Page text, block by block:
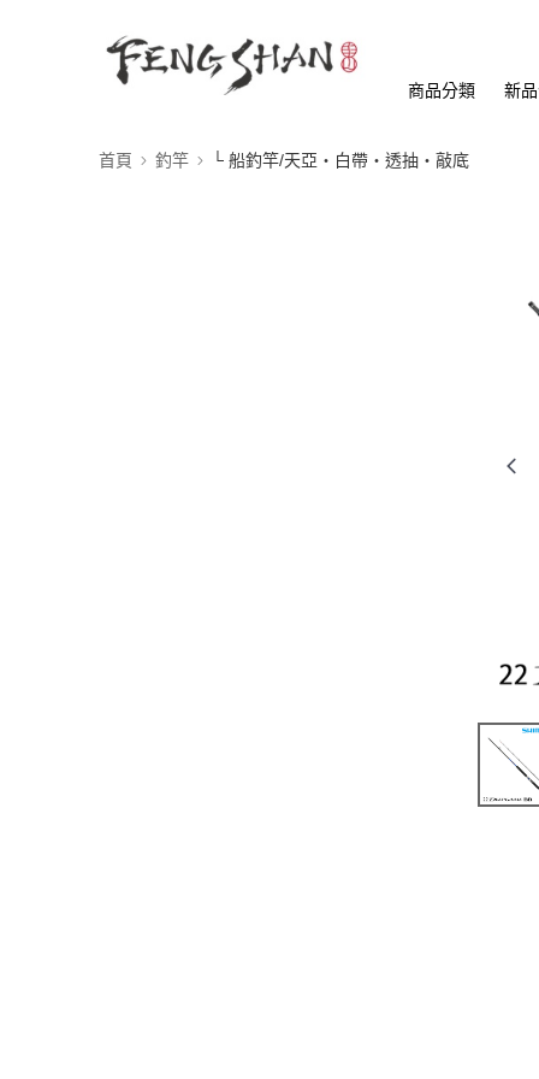
商品分類 新
首頁 釣竿 └ 船釣竿/天亞・白帶・透抽・敲底